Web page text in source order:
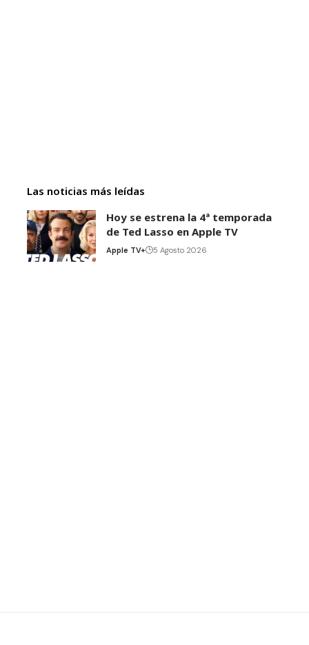
Las noticias más leídas
Hoy se estrena la 4ª temporada
de Ted Lasso en Apple TV
Apple TV+ 5 Agosto 2026